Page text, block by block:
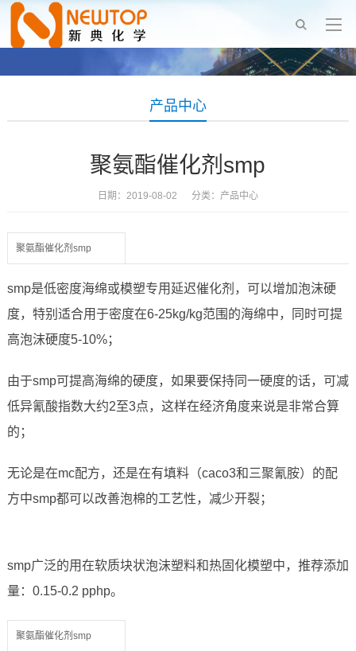
产品中心
聚氨酯催化剂smp
日期：2019-08-02 分类： 产品中心
聚氨酯催化剂smp
smp是低密度海绵或模塑专用延迟催化剂，可以增加泡沫硬
度，特别适合用于密度在6-25kg/kg范围的海绵中，同时可提
高泡沫硬度5-10%；
由于smp可提高海绵的硬度，如果要保持同一硬度的话，可减
低异氰酸指数大约2至3点，这样在经济角度来说是非常合算
的；
无论是在mc配方，还是在有填料（caco3和三聚氰胺）的配
方中smp都可以改善泡棉的工艺性，减少开裂；
smp广泛的用在软质块状泡沫塑料和热固化模塑中，推荐添加
量：0.15-0.2 pphp。
聚氨酯催化剂smp